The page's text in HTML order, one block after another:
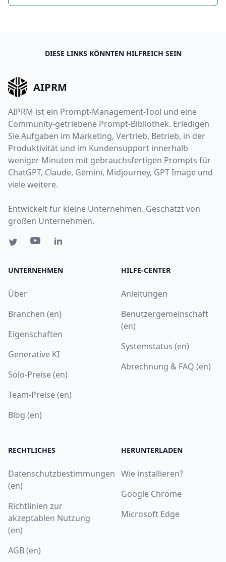
DIESE LINKS KÖNNTEN HILFREICH SEIN
AIPRM
AIPRM ist ein Prompt-Management-Tool und eine
Community-getriebene Prompt-Bibliothek. Erledigen
Sie Aufgaben im Marketing, Vertrieb, Betrieb, in der
Produktivität und im Kundensupport innerhalb
weniger Minuten mit gebrauchsfertigen Prompts für
ChatGPT, Claude, Gemini, Midjourney, GPT Image und
viele weitere.
Entwickelt für kleine Unternehmen. Geschätzt von
großen Unternehmen.
UNTERNEHMEN
Über
Branchen (en)
Eigenschaften
Generative KI
Solo-Preise (en)
Team-Preise (en)
Blog (en)
HILFE-CENTER
Anleitungen
Benutzergemeinschaft
(en)
Systemstatus (en)
Abrechnung & FAQ (en)
RECHTLICHES
Datenschutzbestimmungen
(en)
Richtlinien zur
akzeptablen Nutzung
(en)
AGB (en)
HERUNTERLADEN
Wie installieren?
Google Chrome
Microsoft Edge